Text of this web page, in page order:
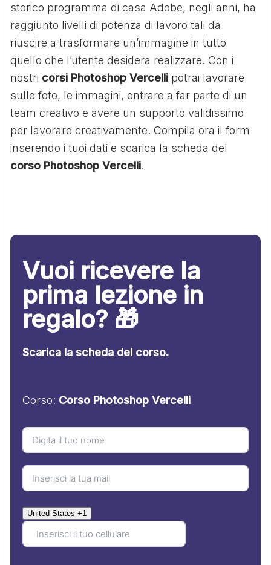
storico programma di casa Adobe, negli anni, ha
raggiunto livelli di potenza di lavoro tali da
riuscire a trasformare un’immagine in tutto
quello che l’utente desidera realizzare. Con i
nostri corsi Photoshop Vercelli potrai lavorare
sulle foto, le immagini, entrare a far parte di un
team creativo e avere un supporto validissimo
per lavorare creativamente. Compila ora il form
inserendo i tuoi dati e scarica la scheda del
corso Photoshop Vercelli.
Vuoi ricevere la
prima lezione in
regalo? 🎁
Scarica la scheda del corso.
Corso: Corso Photoshop Vercelli
United States +1